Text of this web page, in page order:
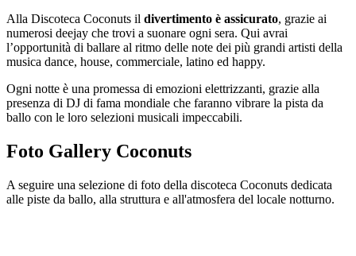
Alla Discoteca Coconuts il divertimento è assicurato, grazie ai
numerosi deejay che trovi a suonare ogni sera. Qui avrai
l’opportunità di ballare al ritmo delle note dei più grandi artisti della
musica dance, house, commerciale, latino ed happy.
Ogni notte è una promessa di emozioni elettrizzanti, grazie alla
presenza di DJ di fama mondiale che faranno vibrare la pista da
ballo con le loro selezioni musicali impeccabili.
Foto Gallery Coconuts
A seguire una selezione di foto della discoteca Coconuts dedicata
alle piste da ballo, alla struttura e all'atmosfera del locale notturno.